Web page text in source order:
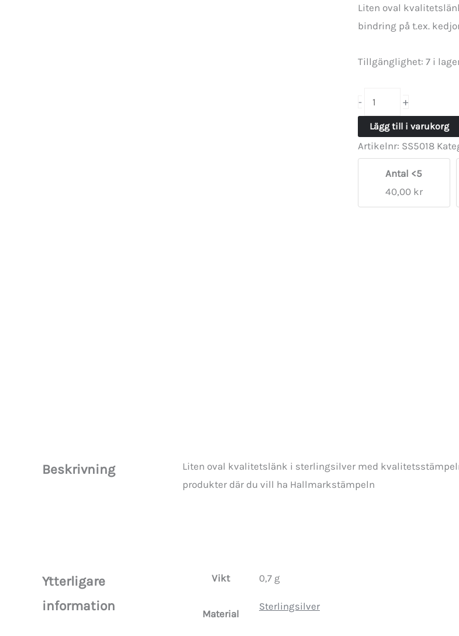
Liten oval
bindring på t.ex.
Tillgänglighet: 7 i
-
Hallmark
kvalitetslänk
4x5mm
mängd
+
Lägg till i varukorg
Artikelnr: SS5018
Antal <5
40,00 kr
Beskrivning
Liten oval kvalitetslänk i sterlingsilver med
produkter där du vill ha Hallmarkstämpeln
Ytterligare
information
Vikt 0,7 g
Material
Sterlingsilver